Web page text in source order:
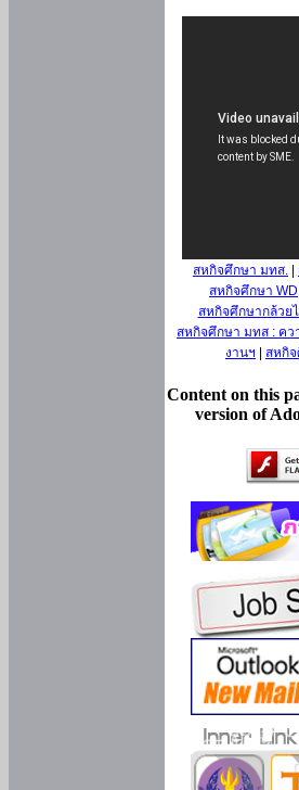
สหกิจศึกษา มทส.
สหกิจศึกษา WD
สหกิจศึกษากล้วย
สหกิจศึกษา มทส : ค
งานฯ
สหกิ
Content on this
version of